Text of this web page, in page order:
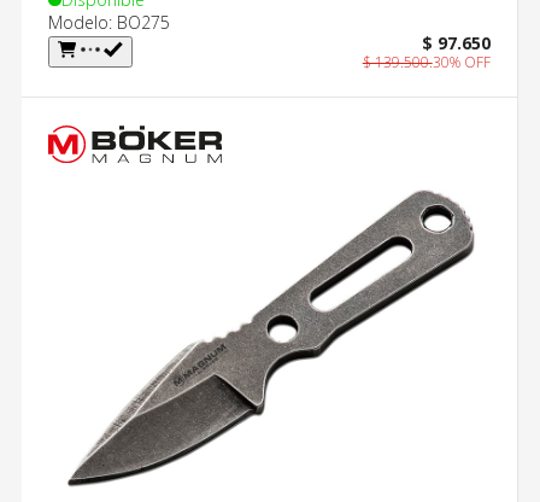
Modelo: BO275
$ 97.650
$ 139.500.30% OFF